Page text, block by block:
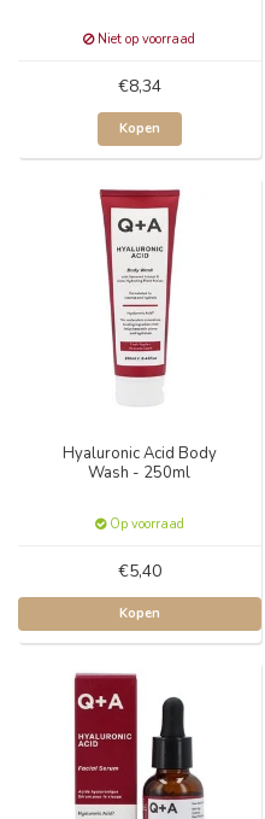
Niet op voorraad
€8,34
Kopen
Hyaluronic Acid Body
Wash - 250ml
Op voorraad
€5,40
Kopen